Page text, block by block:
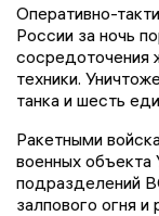
Оперативно-
России за ночь
сосредоточения
техники.
танка и шесть
Ракетными
военных объекта
подразделений
залпового огня и